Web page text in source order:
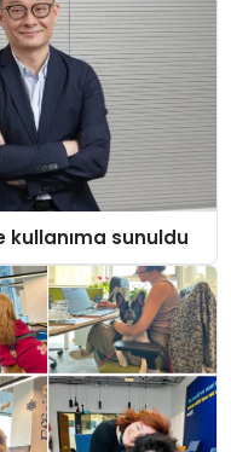
kullanıma sunuldu